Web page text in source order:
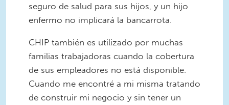
seguro de salud para sus hijos, y un hijo
enfermo no implicará la bancarrota.
CHIP también es utilizado por muchas
familias trabajadoras cuando la cobertura
de sus empleadores no está disponible.
Cuando me encontré a mi misma tratando
de construir mi negocio y sin tener un